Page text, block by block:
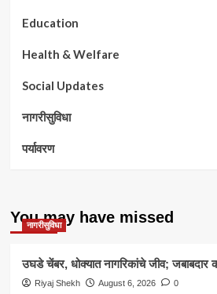
Education
Health & Welfare
Social Updates
नागरीसुविधा
पर्यावरण
You may have missed
नागरीसुविधा
उघडे चेंबर, धोक्यात नागरिकांचे जीव; जबाबदार
Riyaj Shekh August 6, 2026 0